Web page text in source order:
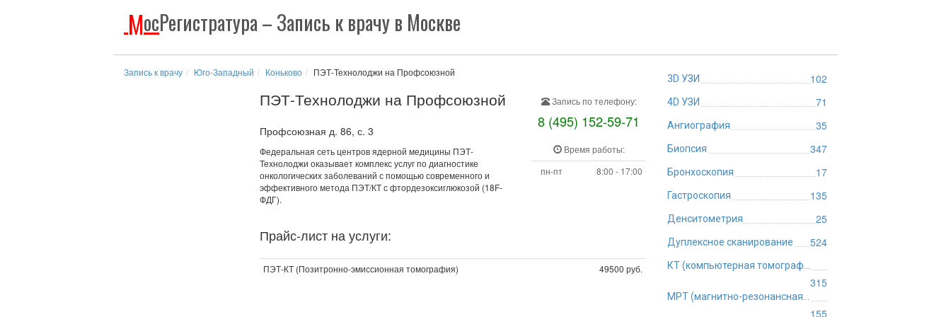
МосРегистратура– Запись к врачу в Москве
Запись к врачу Юго-Западный Коньково ПЭТ-Технолоджи на Профсоюзной
ПЭТ-Технолоджи на Профсоюзной
Профсоюзная д. 86, с. 3
Федеральная сеть центров ядерной медицины ПЭТ-
Технолоджи оказывает комплекс услуг по диагностике
онкологических заболеваний с помощью современного и
эффективного метода ПЭТ/КТ с фтордезоксиглюкозой (18F-
ФДГ).
Запись по телефону:
8 (495) 152-59-71
Время работы:
пн-пт
8:00 - 17:00
Прайс-лист на услуги:
ПЭТ-КТ (Позитронно-эмиссионная томография) 49500 руб.
3D УЗИ 102
4D УЗИ 71
Ангиография 35
Биопсия 347
Бронхоскопия 17
Гастроскопия 135
Денситометрия 25
Дуплексное сканирование 524
315
155